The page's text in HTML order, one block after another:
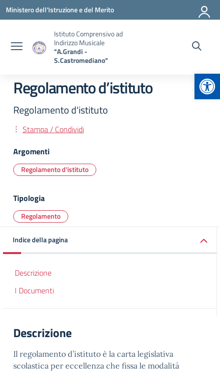
Vai ai contenuti
Vai al menu di navigazione
Vai al footer
Ministero dell'Istruzione e del Merito
Istituto Comprensivo ad
Indirizzo Musicale
"A.Grandi -
S.Castromediano"
Regolamento d’istituto
Regolamento d'istituto
Stampa / Condividi
Argomenti
Regolamento d'istituto
Tipologia
Regolamento
Indice della pagina
Descrizione
I Documenti
Descrizione
Il regolamento d’istituto è la carta legislativa
scolastica per eccellenza che fissa le modalità